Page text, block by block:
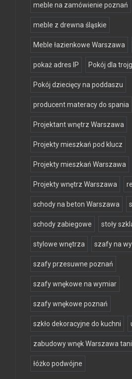
meble na zamówienie poznań
meble z drewna śląskie
Meble łazienkowe Warszawa
pokaż adres IP Pokój dla
Pokój dziecięcy na poddaszu
producent materacy do spania
Projektant wnętrz Warszawa
Projekty mieszkań pod klucz
Projekty mieszkań Warszawa
Projekty wnętrz Warszawa
schody na beton Warszawa
schody zabiegowe stoły
stylowe wnętrza szafy na
szafy przesuwne poznań
szafy wnękowe na wymiar
szafy wnękowe poznań
szkło dekoracyjne do kuchni
zabudowy wnęk Warszawa
łóżko podwójne